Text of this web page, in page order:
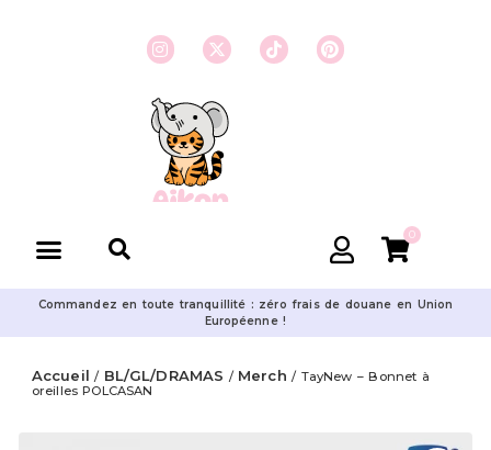
0
Commandez en toute tranquillité : zéro frais de douane en Union
Européenne !
Accueil / BL/GL/DRAMAS / Merch / TayNew – Bonnet à
oreilles POLCASAN